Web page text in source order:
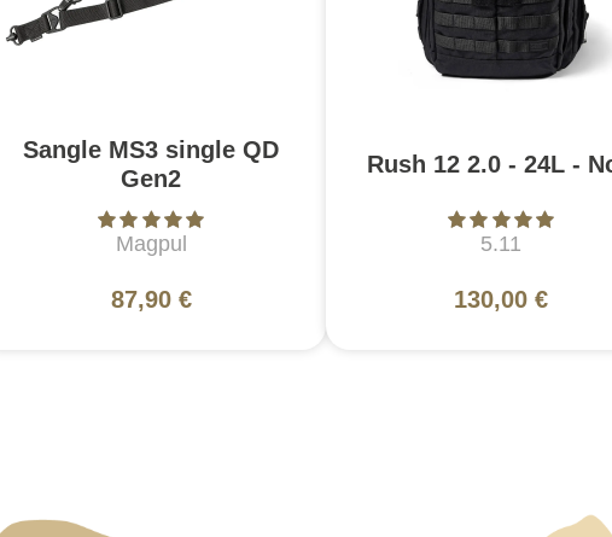
Sangle MS3 single QD
Gen2
Magpul
87,90 €
Rush 12 2.0 - 24L -
5.11
130,00 €